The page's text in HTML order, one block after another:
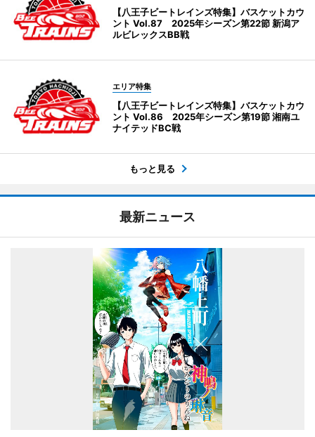
【八王子ビートレインズ特集】バスケットカウ
ント Vol.87 2025年シーズン第22節 新潟ア
ルビレックスBB戦
エリア特集
【八王子ビートレインズ特集】バスケットカウ
ント Vol.86 2025年シーズン第19節 湘南ユ
ナイテッドBC戦
もっと見る
最新ニュース